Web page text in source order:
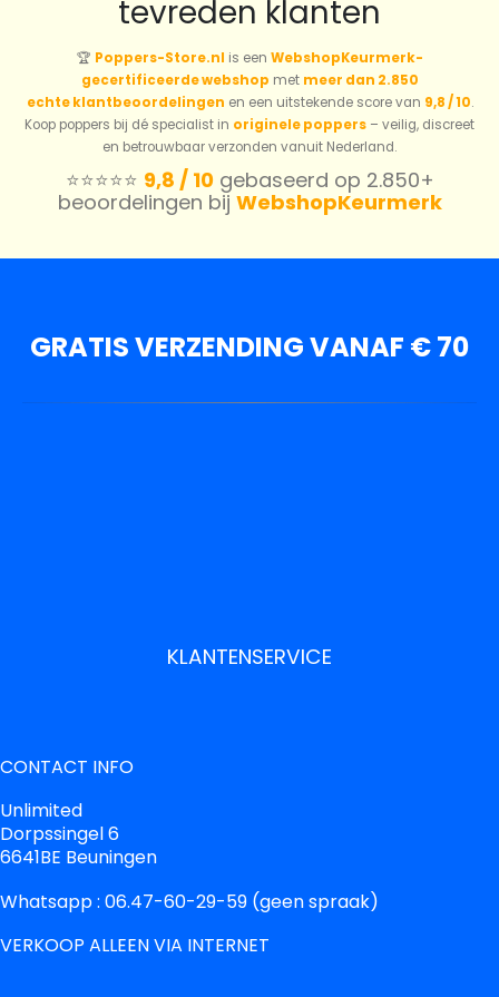
tevreden klanten
🏆 Poppers-Store.nl is een WebshopKeurmerk-
gecertificeerde webshop met meer dan 2.850
echte klantbeoordelingen en een uitstekende score van 9,8 / 10.
Koop poppers bij dé specialist in originele poppers – veilig, discreet
en betrouwbaar verzonden vanuit Nederland.
⭐️⭐️⭐️⭐️⭐️ 9,8 / 10gebaseerd op 2.850+
beoordelingen bij WebshopKeurmerk
GRATIS VERZENDING VANAF € 70
KLANTENSERVICE
CONTACT INFO
Unlimited
Dorpssingel 6
6641BE Beuningen
Whatsapp : 06.47-60-29-59 (geen spraak)
VERKOOP ALLEEN VIA INTERNET